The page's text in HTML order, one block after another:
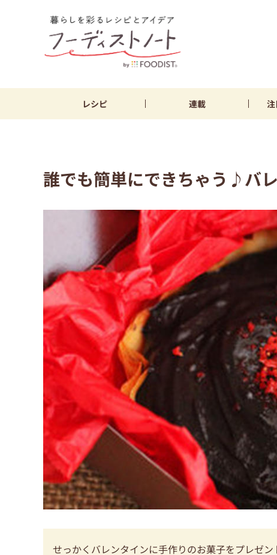
レシピ 連載 注
誰でも簡単にできちゃう♪バ
せっかくバレンタインに手作りのお菓子をプレゼ